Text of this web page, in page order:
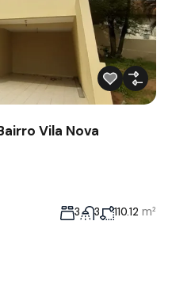
Vila Nova
3 3 110.12 m²